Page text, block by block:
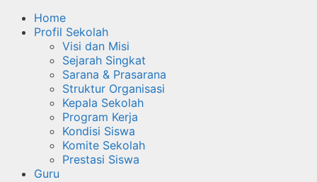
Home
Profil Sekolah
Visi dan Misi
Sejarah Singkat
Sarana & Prasarana
Struktur Organisasi
Kepala Sekolah
Program Kerja
Kondisi Siswa
Komite Sekolah
Prestasi Siswa
Guru